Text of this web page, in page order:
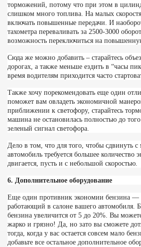
торможений, потому что при этом в
слишком много топлива. На малых
включать повышенные передачи. И
тахометра переваливать за 2500-3000
возможность переключиться на
Сюда же можно добавить – старайтесь
дорогах, а также меньше ездить в “часы
время водителям приходится часто
Также хочу порекомендовать еще один
поможет вам овладеть экономичной
приближении к светофору, старайтесь
машина не остановилась полностью до
зеленый сигнал светофора.
Дело в том, что для того, чтобы сдвинуть
автомобиль требуется большее количество
двигается, пусть и с небольшой скоростью.
6. Дополнительное оборудование
Еще один противник экономии бензина —
работающий в салоне вашего автомобиля.
бензина увеличится от 5 до 20%. Вы
жарко и грязно! Да, но зато вы сможете
тогда, когда у вас остается совсем мало
добавьте все остальное дополнительное